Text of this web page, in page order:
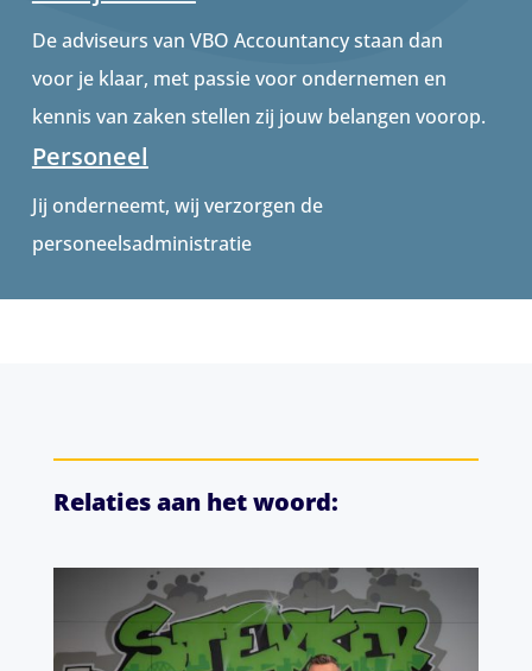
De adviseurs van VBO Accountancy staan dan
voor je klaar, met passie voor ondernemen en
kennis van zaken stellen zij jouw belangen voorop.
Personeel
Jij onderneemt, wij verzorgen de
personeelsadministratie
Relaties aan het woord: